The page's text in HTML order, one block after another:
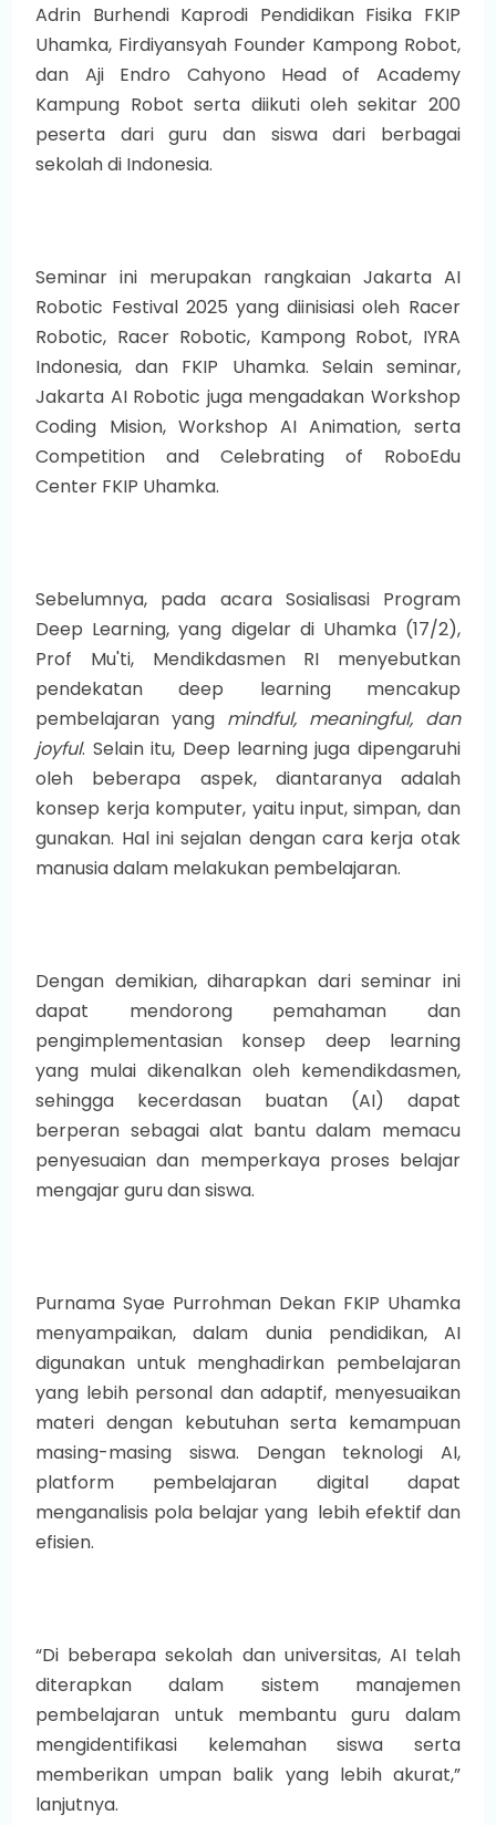
Adrin Burhendi Kaprodi Pendidikan Fisika FKIP
Uhamka, Firdiyansyah Founder Kampong Robot,
dan Aji Endro Cahyono Head of Academy
Kampung Robot serta diikuti oleh sekitar 200
peserta dari guru dan siswa dari berbagai
sekolah di Indonesia.
Seminar ini merupakan rangkaian Jakarta AI
Robotic Festival 2025 yang diinisiasi oleh Racer
Robotic, Racer Robotic, Kampong Robot, IYRA
Indonesia, dan FKIP Uhamka. Selain seminar,
Jakarta AI Robotic juga mengadakan Workshop
Coding Mision, Workshop AI Animation, serta
Competition and Celebrating of RoboEdu
Center FKIP Uhamka.
Sebelumnya, pada acara Sosialisasi Program
Deep Learning, yang digelar di Uhamka (17/2),
Prof Mu'ti, Mendikdasmen RI menyebutkan
pendekatan deep learning mencakup
pembelajaran yang mindful, meaningful, dan
joyful. Selain itu, Deep learning juga dipengaruhi
oleh beberapa aspek, diantaranya adalah
konsep kerja komputer, yaitu input, simpan, dan
gunakan. Hal ini sejalan dengan cara kerja otak
manusia dalam melakukan pembelajaran.
Dengan demikian, diharapkan dari seminar ini
dapat mendorong pemahaman dan
pengimplementasian konsep deep learning
yang mulai dikenalkan oleh kemendikdasmen,
sehingga kecerdasan buatan (AI) dapat
berperan sebagai alat bantu dalam memacu
penyesuaian dan memperkaya proses belajar
mengajar guru dan siswa.
Purnama Syae Purrohman Dekan FKIP Uhamka
menyampaikan, dalam dunia pendidikan, AI
digunakan untuk menghadirkan pembelajaran
yang lebih personal dan adaptif, menyesuaikan
materi dengan kebutuhan serta kemampuan
masing-masing siswa. Dengan teknologi AI,
platform pembelajaran digital dapat
menganalisis pola belajar yang lebih efektif dan
efisien.
“Di beberapa sekolah dan universitas, AI telah
diterapkan dalam sistem manajemen
pembelajaran untuk membantu guru dalam
mengidentifikasi kelemahan siswa serta
memberikan umpan balik yang lebih akurat,”
lanjutnya.